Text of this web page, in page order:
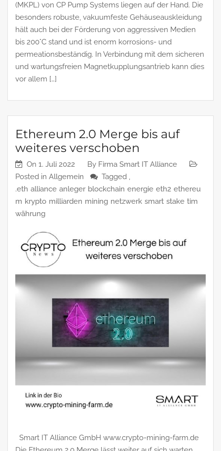
(MKPL) von CP Pump Systems liegen auf der Hand. Die
besonders robuste, vakuumfeste Gehäuseauskleidung
hält auch bei der Förderung von aggressiven Medien
bis 200°C stand und ist enorm korrosions- und
permeationsbeständig. In Verbindung mit dem sicheren
und wartungsfreien Magnetkupplungsantrieb kann dies
vor allem […]
Ethereum 2.0 Merge bis auf
weiteres verschoben
On 1. Juli 2022 By Firma Smart IT Alliance
Posted in Allgemein
Tagged ,
.eth alliance anleger blockchain energie eth2 ethereu
m krypto milliarden mining netzwerk smart stake tim
währung
Smart IT Alliance GmbH www.crypto-mining-farm.de